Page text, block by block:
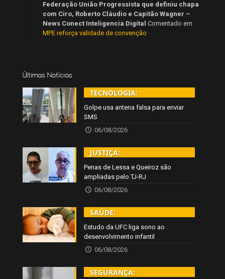
Federação União Progressista que definiu chapa
com Ciro, Roberto Cláudio e Capitão Wagner –
News Conect Inteligencia Digital Comentado em
MPE reforça validade de convenção
Últimas Notícias
TECNOLOGIA:
Golpe usa antena falsa para enviar
SMS
06/08/2026
JUSTIÇA:
Penas de Lessa e Queiroz são
ampliadas pelo TJ-RJ
06/08/2026
SAÚDE:
Estudo da UFC liga sono ao
desenvolvimento infantil
06/08/2026
SEGURANÇA: